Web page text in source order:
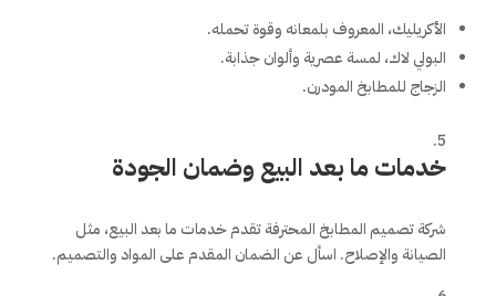
الأكريليك، المعروف بلمعانه وقوة تحمله.
البولي لاك، لمسة عصرية وألوان جذابة.
الزجاج للمطابخ المودرن.
خدمات ما بعد البيع وضمان الجودة
شركة تصميم المطابخ المحترفة تقدم خدمات ما بعد البيع، مثل
الصيانة والإصلاح. اسأل عن الضمان المقدم على المواد والتصميم.